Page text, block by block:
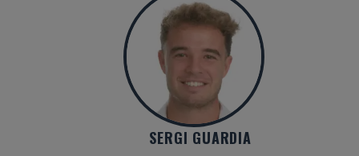
SERGI GUARDIA